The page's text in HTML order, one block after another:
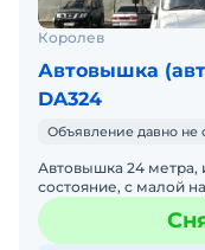
Королев
Автовышка
DA324
Объявление давно не
Автовышка 24 метра,
состояние, с малой
замечаний, резина в